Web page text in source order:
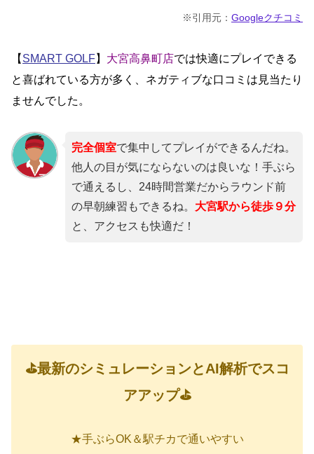
※引用元： Googleクチコミ
【 SMART GOLF】 大宮高鼻町店では快適にプレイできる
と喜ばれている方が多く、ネガティブな口コミは見当たり
ませんでした。
完全個室で集中してプレイができるんだね。
他人の目が気にならないのは良いな！手ぶら
で通えるし、24時間営業だからラウンド前
の早朝練習もできるね。 大宮駅から徒歩９分
と、アクセスも快適だ！
⛳最新のシミュレーションとAI解析でスコ
アアップ⛳
★手ぶらOK＆駅チカで通いやすい